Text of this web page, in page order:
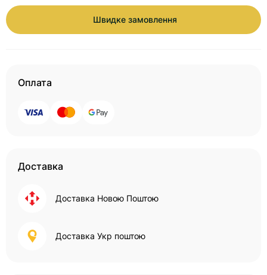
Швидке замовлення
Оплата
Доставка
Доставка Новою Поштою
Доставка Укр поштою